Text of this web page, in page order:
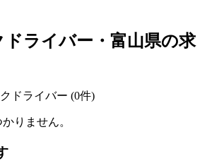
ライバー・富山県の求
ドライバー (0件)
りません。